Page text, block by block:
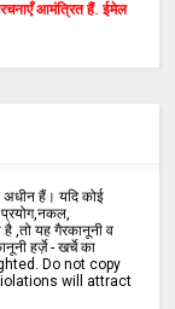
आमंत्रित हैं. ईमेल
अधीन हैं। यदि कोई
,तो यह गैरकानूनी व
हर्ज़े - खर्चे का
Do not copy
will attract